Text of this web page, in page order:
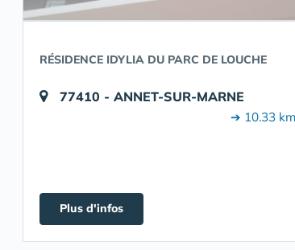
RÉSIDENCE IDYLIA DU PARC DE LOUCHE
77410 - ANNET-SUR-MARNE
➔ 10.33 km
Plus d'infos